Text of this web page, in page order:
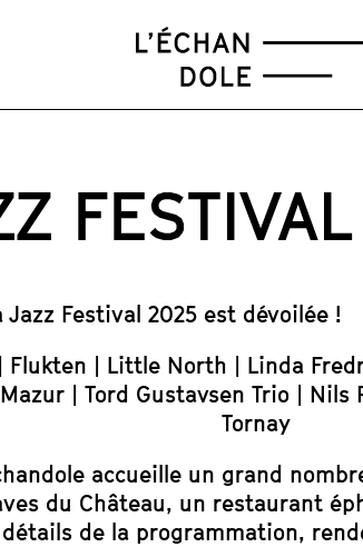
AVR MAI
Festival 2025 est dévoilée !
Flukten | Little North | Linda
| Tord Gustavsen Trio |
Tornay
accueille un grand
du Château, un restaurant
de la programmation,